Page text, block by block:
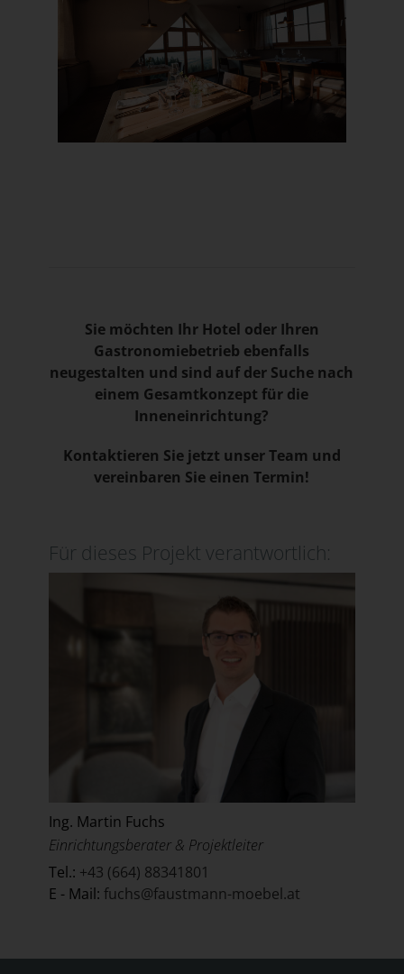
Sie möchten Ihr Hotel oder Ihren
Gastronomiebetrieb ebenfalls
neugestalten und sind auf der Suche nach
einem Gesamtkonzept für die
Inneneinrichtung?
Kontaktieren Sie jetzt unser Team und
vereinbaren Sie einen Termin!
Für dieses Projekt verantwortlich:
Ing. Martin Fuchs
Einrichtungsberater & Projektleiter
Tel.: +43 (664) 88341801
E - Mail: fuchs@faustmann-moebel.at